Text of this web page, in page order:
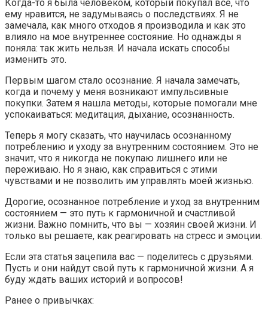
Когда-то я была человеком, который покупал всё, что
ему нравится, не задумываясь о последствиях. Я не
замечала, как много отходов я производила и как это
влияло на мое внутреннее состояние. Но однажды я
поняла: так жить нельзя. И начала искать способы
изменить это.
Первым шагом стало осознание. Я начала замечать,
когда и почему у меня возникают импульсивные
покупки. Затем я нашла методы, которые помогали мне
успокаиваться: медитация, дыхание, осознанность.
Теперь я могу сказать, что научилась осознанному
потреблению и уходу за внутренним состоянием. Это не
значит, что я никогда не покупаю лишнего или не
переживаю. Но я знаю, как справиться с этими
чувствами и не позволить им управлять моей жизнью.
Дорогие, осознанное потребление и уход за внутренним
состоянием — это путь к гармоничной и счастливой
жизни. Важно помнить, что вы — хозяин своей жизни. И
только вы решаете, как реагировать на стресс и эмоции.
Если эта статья зацепила вас — поделитесь с друзьями.
Пусть и они найдут свой путь к гармоничной жизни. А я
буду ждать ваших историй и вопросов!
Ранее о привычках: